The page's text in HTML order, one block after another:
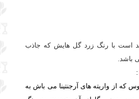
است با رنگ زرد گل هایش که جاذب
باشد.
که از واریته های آرجنتینا می باش به